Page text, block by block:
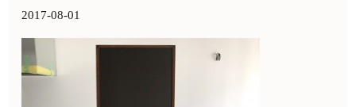
2017-08-01